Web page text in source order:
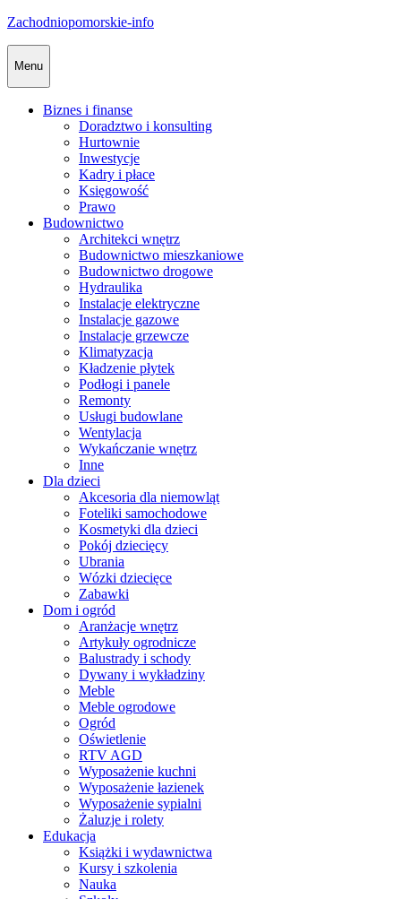
Skip
Zachodniopomorskie-info
Menu
Biznes i finanse
Doradztwo i konsulting
Hurtownie
Inwestycje
Kadry i płace
Księgowość
Prawo
Budownictwo
Architekci wnętrz
Budownictwo mieszkaniowe
Budownictwo drogowe
Hydraulika
Instalacje elektryczne
Instalacje gazowe
Instalacje grzewcze
Klimatyzacja
Kładzenie płytek
Podłogi i panele
Remonty
Usługi budowlane
Wentylacja
Wykańczanie wnętrz
Inne
Dla dzieci
Akcesoria dla niemowląt
Foteliki samochodowe
Kosmetyki dla dzieci
Pokój dziecięcy
Ubrania
Wózki dziecięce
Zabawki
Dom i ogród
Aranżacje wnętrz
Artykuły ogrodnicze
Balustrady i schody
Dywany i wykładziny
Meble
Meble ogrodowe
Ogród
Oświetlenie
RTV AGD
Wyposażenie kuchni
Wyposażenie łazienek
Wyposażenie sypialni
Żaluzje i rolety
Edukacja
Książki i wydawnictwa
Kursy i szkolenia
Nauka